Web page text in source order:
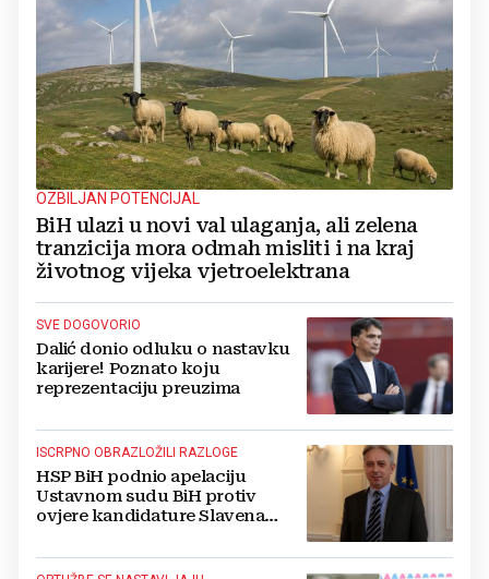
OZBILJAN POTENCIJAL
BiH ulazi u novi val ulaganja, ali zelena
tranzicija mora odmah misliti i na kraj
životnog vijeka vjetroelektrana
SVE DOGOVORIO
Dalić donio odluku o nastavku
karijere! Poznato koju
reprezentaciju preuzima
ISCRPNO OBRAZLOŽILI RAZLOGE
HSP BiH podnio apelaciju
Ustavnom sudu BiH protiv
ovjere kandidature Slavena